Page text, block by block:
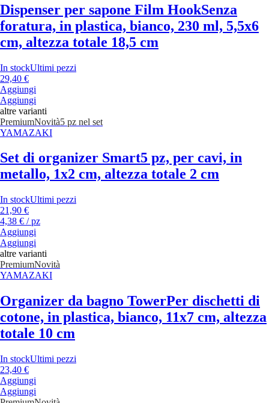
Dispenser per sapone Film HookSenza
foratura, in plastica, bianco, 230 ml, 5,5x6
cm, altezza totale 18,5 cm
In stockUltimi pezzi
29,40 €
Aggiungi
Aggiungi
altre varianti
PremiumNovità5 pz nel set
YAMAZAKI
Set di organizer Smart5 pz, per cavi, in
metallo, 1x2 cm, altezza totale 2 cm
In stockUltimi pezzi
21,90 €
4,38 € / pz
Aggiungi
Aggiungi
altre varianti
PremiumNovità
YAMAZAKI
Organizer da bagno TowerPer dischetti di
cotone, in plastica, bianco, 11x7 cm, altezza
totale 10 cm
In stockUltimi pezzi
23,40 €
Aggiungi
Aggiungi